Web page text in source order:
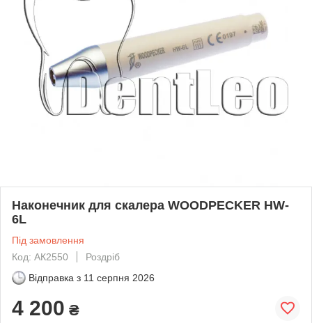
Наконечник для скалера WOODPECKER HW-
6L
Під замовлення
Код: АК2550
Роздріб
Відправка з 11 серпня 2026
4 200 ₴